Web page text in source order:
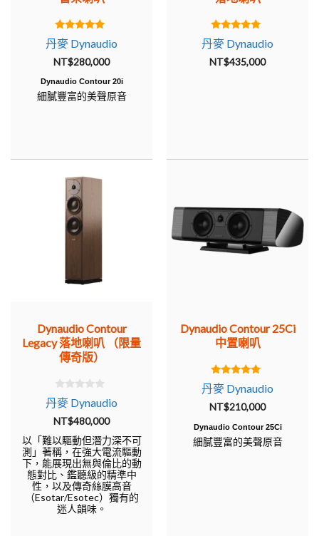
5.00
out of 5
丹麥 Dynaudio
NT$280,000
Dynaudio Contour 20i
細膩豐富的美聲原音
5.00
out of 5
丹麥 Dynaudio
NT$435,000
Dynaudio Contour
Legacy 落地喇叭 （限量
傳奇版）
0
o
u
t
o
f
5
丹麥 Dynaudio
NT$480,000
以「難以驅動但潛力深不可
測」著稱，在強大電流驅動
下，能展現出無與倫比的動
態對比、鑑聽級的精準中
性，以及傳奇絲膜高音
（Esotar/Esotec）獨有的
迷人韻味。
Dynaudio Contour 25Ci
中置喇叭
5.00
out of 5
丹麥 Dynaudio
NT$210,000
Dynaudio Contour 25Ci
細膩豐富的美聲原音